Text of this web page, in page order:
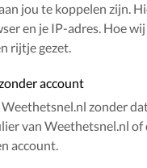
jou te koppelen zijn.
en je IP-adres. Hoe
rijtje gezet.
account
zonder
van Weethetsnel.nl
account.